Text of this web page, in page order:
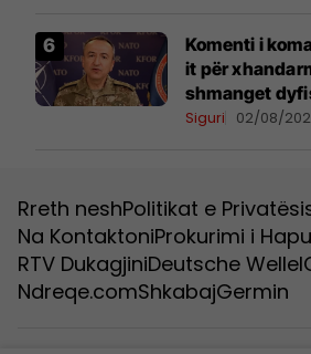
Komenti i
it për
shmanget
përpjekjeve
Siguri 02/08/
Rreth neshPolitikat e
Na KontaktoniProkurimi i
RTV DukagjiniDeutsche Welle
Ndreqe.comShkabajGermin